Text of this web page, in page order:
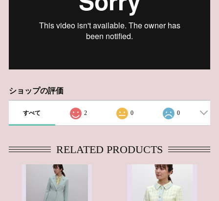
ショップの評価
すべて 2 0 0
RELATED PRODUCTS